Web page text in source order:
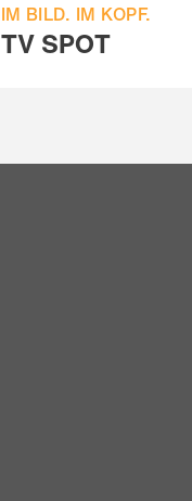
IM BILD. IM KOPF.
TV SPOT